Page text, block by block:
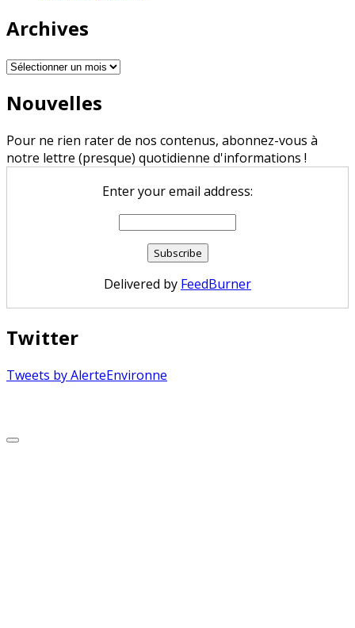
Archives
Archives
Nouvelles
Pour ne rien rater de nos contenus, abonnez-vous à
notre lettre (presque) quotidienne d'informations !
Enter your email address:
Delivered by FeedBurner
Twitter
Tweets by AlerteEnvironne
Scroll